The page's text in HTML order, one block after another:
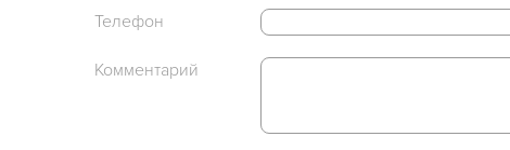
Телефон
Комментарий